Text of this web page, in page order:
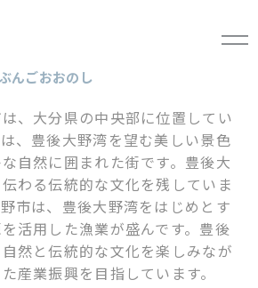
んごおおのし
、大分県の中央部に位置してい
、豊後大野湾を望む美しい景色
自然に囲まれた街です。豊後大
わる伝統的な文化を残していま
市は、豊後大野湾をはじめとす
活用した漁業が盛んです。豊後
然と伝統的な文化を楽しみなが
産業振興を目指しています。